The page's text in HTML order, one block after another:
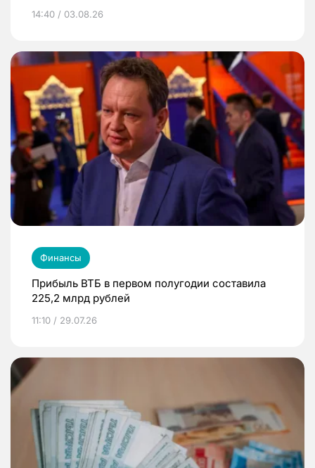
14:40 / 03.08.26
Финансы
Прибыль ВТБ в первом полугодии составила
225,2 млрд рублей
11:10 / 29.07.26